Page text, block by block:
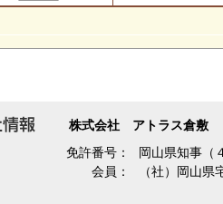
株式会社 アトラス倉敷
免許番号：
岡山県知事（
会員：
（社）岡山県